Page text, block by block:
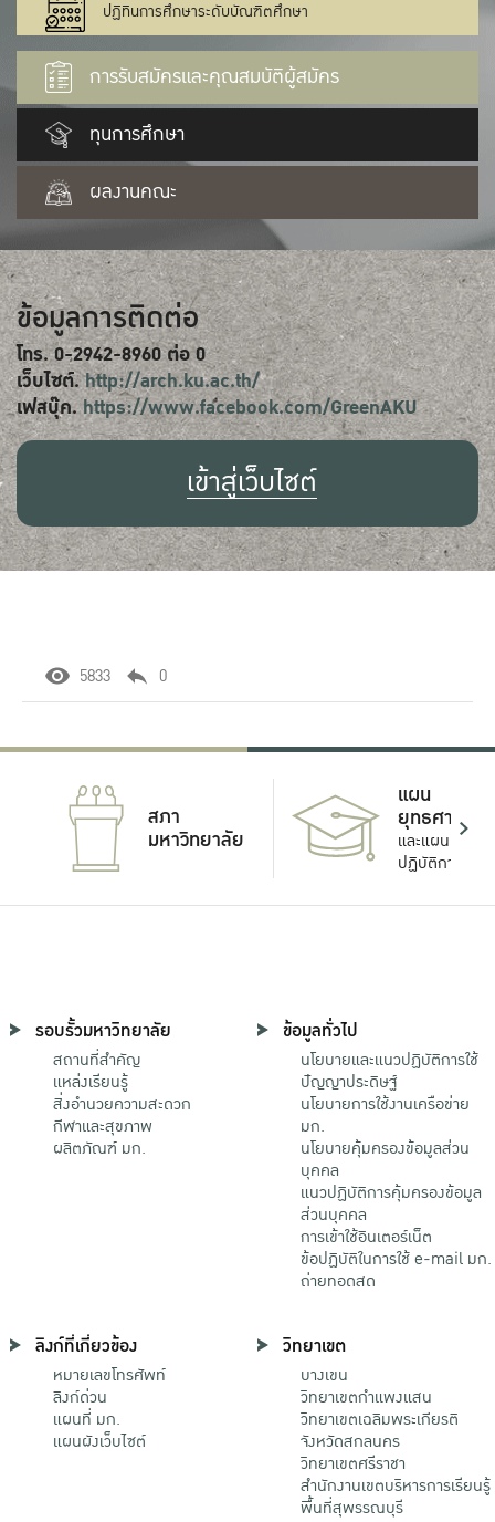
ปฏิทินการศึกษาระดับบัณฑิตศึกษา
การรับสมัครและคุณสมบัติผู้สมัคร
ทุนการศึกษา
ผลงานคณะ
ข้อมูลการติดต่อ
โทร. 0-2942-8960 ต่อ 0
เว็บไซต์.http://arch.ku.ac.th/
เฟสบุ๊ค.https://www.facebook.com/GreenAKU
เข้าสู่เว็บไซต์
5833 0
สภา
มหาวิทยาลัย
แผน
ยุทธศาสตร์
และแผน
ปฏิบัติการ
รอบรั้วมหาวิทยาลัย
สถานที่สำคัญ
แหล่งเรียนรู้
สิ่งอำนวยความสะดวก
กีฬาและสุขภาพ
ผลิตภัณฑ์ มก.
ข้อมูลทั่วไป
นโยบายและแนวปฏิบัติการใช้
ปัญญาประดิษฐ์
นโยบายการใช้งานเครือข่าย
มก.
นโยบายคุ้มครองข้อมูลส่วน
บุคคล
แนวปฏิบัติการคุ้มครองข้อมูล
ส่วนบุคคล
การเข้าใช้อินเตอร์เน็ต
ข้อปฏิบัติในการใช้ e-mail มก.
ถ่ายทอดสด
ลิงก์ที่เกี่ยวข้อง
หมายเลขโทรศัพท์
ลิงก์ด่วน
แผนที่ มก.
แผนผังเว็บไซต์
วิทยาเขต
บางเขน
วิทยาเขตกําแพงแสน
วิทยาเขตเฉลิมพระเกียรติ
จังหวัดสกลนคร
วิทยาเขตศรีราชา
สำนักงานเขตบริหารการเรียนรู้
พื้นที่สุพรรณบุรี